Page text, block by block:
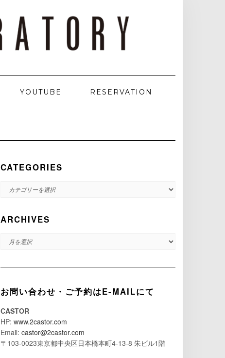
YOUTUBE RESERVATION
CATEGORIES
CATEGORIES
ARCHIVES
ARCHIVES
お問い合わせ・ご予約はE-MAILにて
CASTOR
HP: www.2castor.com
Email: castor@2castor.com
〒103-0023東京都中央区日本橋本町4-13-8 朱ビル1階